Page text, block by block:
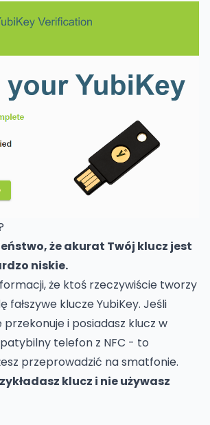
że akurat Twój klucz jest
niskie.
że ktoś rzeczywiście tworzy
fałszywe klucze YubiKey. Jeśli
przekonuje i posiadasz klucz w
telefon z NFC - to
przeprowadzić na smatfonie.
klucz i nie używasz